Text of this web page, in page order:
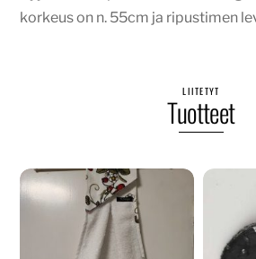
korkeus on n. 55cm ja ripustimen
LIITETYT
Tuotteet